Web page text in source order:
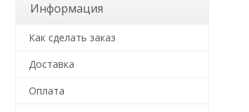
Информация
Как сделать заказ
Доставка
Оплата